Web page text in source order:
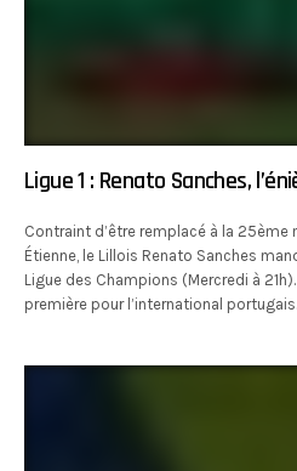
Ligue 1 : Renato Sanches,
Contraint d’être remplacé à la
Étienne, le Lillois Renato Sanches
Ligue des Champions (Mercredi à
première pour l’international